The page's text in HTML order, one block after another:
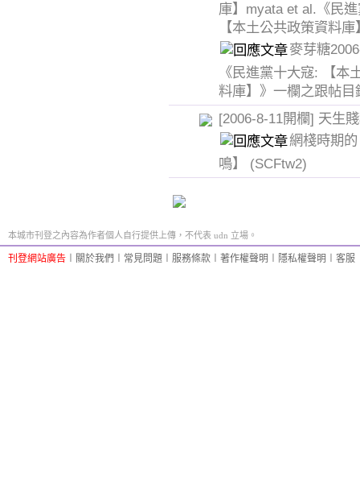
庫】myata et al.《民
【本土公共政策資料庫
麥芽糖
《民進黨十大寇: 【本
料庫】》一欄之跟帖
[2006-8-11開欄] 天生
網棧時期
鳴】 (SCFtw2)
本城市刊登之內容為作者個人自行提供上傳，不代表 udn 立場。
刊登網站廣告 關於我們 常見問題 服務條款 著作權聲明 隱私權聲明 客服